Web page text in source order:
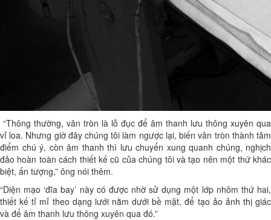
“Thông thường, vân tròn là lỗ đục để âm thanh lưu thông xuyên qua
vỉ loa. Nhưng giờ đây chúng tôi làm ngược lại, biến vân tròn thành tâm
điểm chú ý, còn âm thanh thì lưu chuyển xung quanh chúng, nghịch
đảo hoàn toàn cách thiết kế cũ của chúng tôi và tạo nên một thứ khác
biệt, ấn tượng,” ông nói thêm.
“Diện mạo ‘đĩa bay’ này có được nhờ sử dụng một lớp nhôm thứ hai,
thiết kế tỉ mỉ theo dạng lưới nằm dưới bề mặt, để tạo ảo ảnh thị giác
và để âm thanh lưu thông xuyên qua đó.”